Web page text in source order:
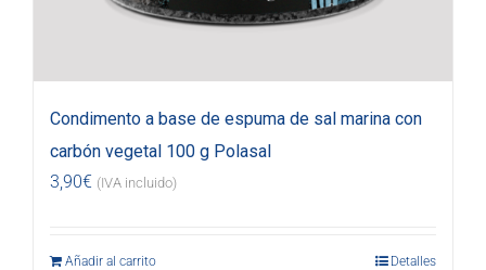
Condimento a base de espuma de sal marina con
carbón vegetal 100 g Polasal
3,90€ (IVA incluido)
Añadir al carrito Detalles